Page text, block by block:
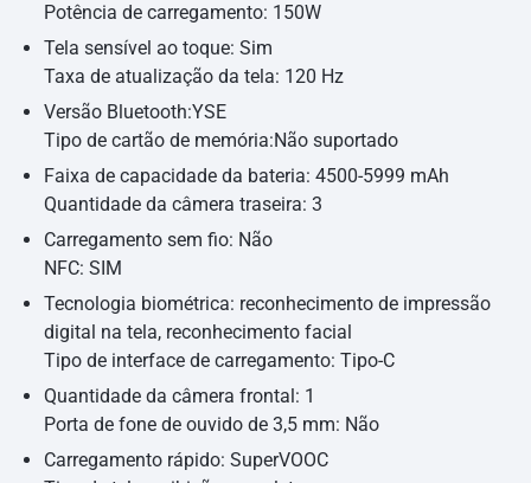
Potência de carregamento: 150W
Tela sensível ao toque: Sim
Taxa de atualização da tela: 120 Hz
Versão Bluetooth:YSE
Tipo de cartão de memória:Não suportado
Faixa de capacidade da bateria: 4500-5999 mAh
Quantidade da câmera traseira: 3
Carregamento sem fio: Não
NFC: SIM
Tecnologia biométrica: reconhecimento de impressão
digital na tela, reconhecimento facial
Tipo de interface de carregamento: Tipo-C
Quantidade da câmera frontal: 1
Porta de fone de ouvido de 3,5 mm: Não
Carregamento rápido: SuperVOOC